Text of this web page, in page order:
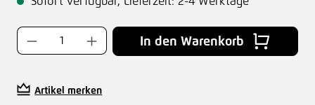
Produkt Anzahl: Gib den gewünschten
In den Warenkorb
Artikel merken